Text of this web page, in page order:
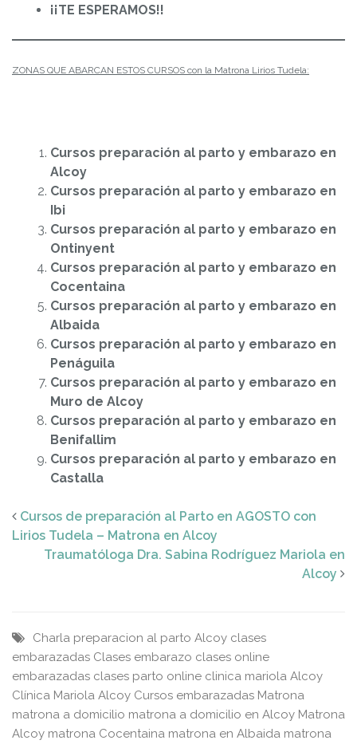
¡¡TE ESPERAMOS!!
ZONAS QUE ABARCAN ESTOS CURSOS con la Matrona Lirios Tudela:
Cursos preparación al parto y embarazo en
Alcoy
Cursos preparación al parto y embarazo en
Ibi
Cursos preparación al parto y embarazo en
Ontinyent
Cursos preparación al parto y embarazo en
Cocentaina
Cursos preparación al parto y embarazo en
Albaida
Cursos preparación al parto y embarazo en
Penáguila
Cursos preparación al parto y embarazo en
Muro de Alcoy
Cursos preparación al parto y embarazo en
Benifallim
Cursos preparación al parto y embarazo en
Castalla
Cursos de preparación al Parto en AGOSTO con
Lirios Tudela – Matrona en Alcoy
Traumatóloga Dra. Sabina Rodríguez Mariola en
Alcoy
Charla preparacion al parto Alcoy clases
embarazadas Clases embarazo clases online
embarazadas clases parto online clinica mariola Alcoy
Clínica Mariola Alcoy Cursos embarazadas Matrona
matrona a domicilio matrona a domicilio en Alcoy Matrona
Alcoy matrona Cocentaina matrona en Albaida matrona